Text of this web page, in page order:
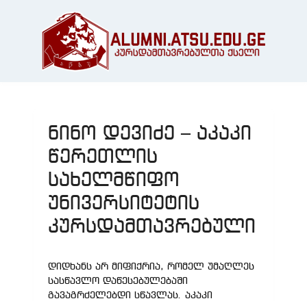
ნინო დევიძე – აკაკი
წერეთლის
სახელმწიფო
უნივერსიტეტის
კურსდამთავრებული
დიდხანს არ მიფიქრია, რომელ უმაღლეს
სასწავლო დაწესებულებაში
გავაგრძელებდი სწავლას. აკაკი